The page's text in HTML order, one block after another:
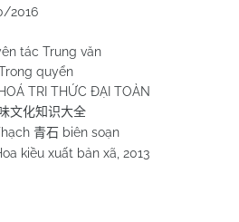
2016
tác Trung văn
quyển
TRI THỨC ĐẠI TOÀN
文化知识大全
青石 biên soạn
kiều xuất bản xã, 2013